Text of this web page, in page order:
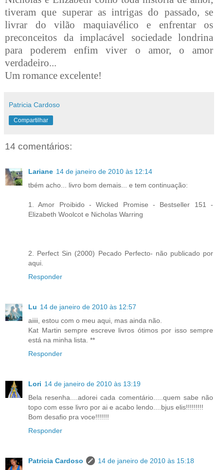
tiveram que superar as intrigas do passado, se
livrar do vilão maquiavélico e enfrentar os
preconceitos da implacável sociedade londrina
para poderem enfim viver o amor, o amor
verdadeiro...
Um romance excelente!
Patricia Cardoso
Compartilhar
14 comentários:
Lariane 14 de janeiro de 2010 às 12:14
tbém acho... livro bom demais... e tem continuação:
1. Amor Proibido - Wicked Promise - Bestseller 151 -
Elizabeth Woolcot e Nicholas Warring
2. Perfect Sin (2000) Pecado Perfecto- não publicado por
aqui.
Responder
Lu 14 de janeiro de 2010 às 12:57
aiiii, estou com o meu aqui, mas ainda não.
Kat Martin sempre escreve livros ótimos por isso sempre
está na minha lista. **
Responder
Lori 14 de janeiro de 2010 às 13:19
Bela resenha....adorei cada comentário.....quem sabe não
topo com esse livro por ai e acabo lendo....bjus elis!!!!!!!!!
Bom desafio pra voce!!!!!!!
Responder
Patricia Cardoso
14 de janeiro de 2010 às 15:18